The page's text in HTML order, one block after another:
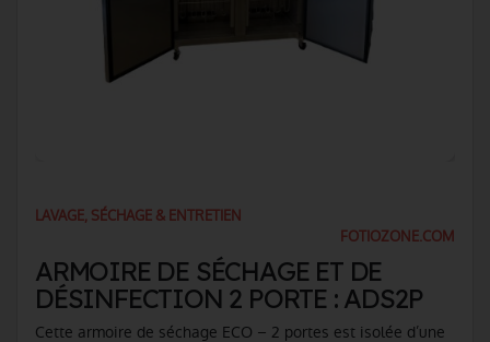
LAVAGE, SÉCHAGE & ENTRETIEN
FOTIOZONE.COM
ARMOIRE DE SÉCHAGE ET DE
DÉSINFECTION 2 PORTE : ADS2P
Cette armoire de séchage ECO – 2 portes est isolée d’une